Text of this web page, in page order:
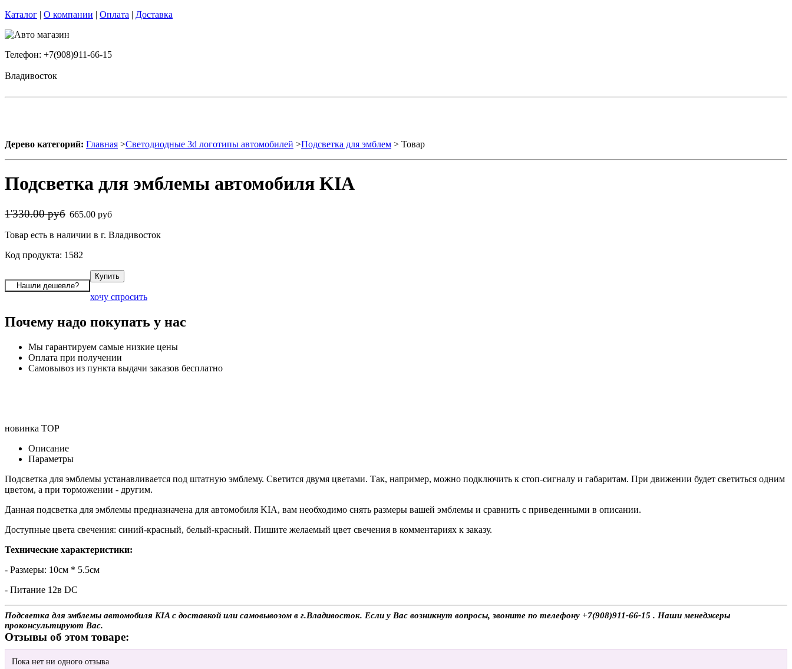
Каталог | О компании | Оплата | Доставка
Телефон: +7(908)911-66-15
Владивосток
Дерево категорий: Главная >Светодиодные 3d логотипы автомобилей >Подсветка для эмблем > Товар
Подсветка для эмблемы автомобиля KIA
1'330.00 руб 665.00 руб
Товар есть в наличии в г. Владивосток
Код продукта: 1582
хочу спросить
Почему надо покупать у нас
Мы гарантируем самые низкие цены
Оплата при получении
Самовывоз из пункта выдачи заказов бесплатно
новинка TOP
Описание
Параметры
Подсветка для эмблемы устанавливается под штатную эмблему. Светится двумя цветами. Так, например, можно подключить к стоп-сигналу и габаритам. При движении будет светиться одним
цветом, а при торможении - другим.
Данная подсветка для эмблемы предназначена для автомобиля KIA, вам необходимо снять размеры вашей эмблемы и сравнить с приведенными в описании.
Доступные цвета свечения: синий-красный, белый-красный. Пишите желаемый цвет свечения в комментариях к заказу.
Технические характеристики:
- Размеры: 10см * 5.5см
- Питание 12в DC
Подсветка для эмблемы автомобиля KIA с доставкой или самовывозом в г.Владивосток. Если у Вас возникнут вопросы, звоните по телефону +7(908)911-66-15 . Наши менеджеры
проконсультируют Вас.
Отзывы об этом товаре:
Пока нет ни одного отзыва